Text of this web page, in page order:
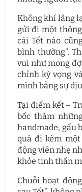
Không khí lắng
gửi đi một
cái Tết nào
bình thường”.
vui như mong
chỉnh kỳ vọng
mình bằng sự
Tại điểm kết –
bốc thăm
handmade, gấu
quà đi kèm
động viên nhẹ
khỏe tinh thần
Chuỗi hoạt